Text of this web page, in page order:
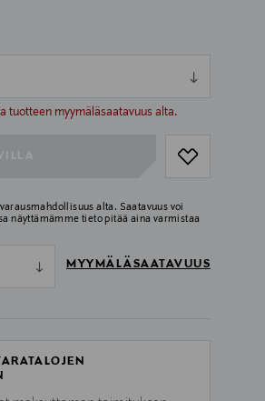
tuotteen myymäläsaatavuus alta.
alta. Saatavuus voi
näyttämämme tieto pitää aina varmistaa
MYYMÄLÄSAATAVUUS